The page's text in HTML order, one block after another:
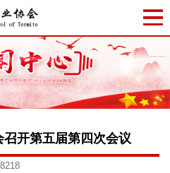
开第五届第四次会议
8218